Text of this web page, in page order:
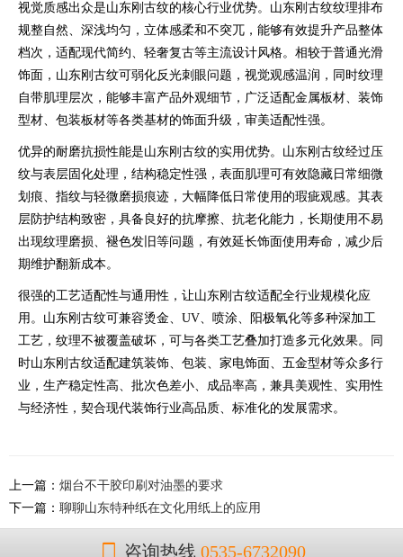
视觉质感出众是山东刚古纹的核心行业优势。山东刚古纹纹理排布
规整自然、深浅均匀，立体感柔和不突兀，能够有效提升产品整体
档次，适配现代简约、轻奢复古等主流设计风格。相较于普通光滑
饰面，山东刚古纹可弱化反光刺眼问题，视觉观感温润，同时纹理
自带肌理层次，能够丰富产品外观细节，广泛适配金属板材、装饰
型材、包装板材等各类基材的饰面升级，审美适配性强。
优异的耐磨抗损性能是山东刚古纹的实用优势。山东刚古纹经过压
纹与表层固化处理，结构稳定性强，表面肌理可有效隐藏日常细微
划痕、指纹与轻微磨损痕迹，大幅降低日常使用的瑕疵观感。其表
层防护结构致密，具备良好的抗摩擦、抗老化能力，长期使用不易
出现纹理磨损、褪色发旧等问题，有效延长饰面使用寿命，减少后
期维护翻新成本。
很强的工艺适配性与通用性，让山东刚古纹适配全行业规模化应
用。山东刚古纹可兼容烫金、UV、喷涂、阳极氧化等多种深加工
工艺，纹理不被覆盖破坏，可与各类工艺叠加打造多元化效果。同
时山东刚古纹适配建筑装饰、包装、家电饰面、五金型材等众多行
业，生产稳定性高、批次色差小、成品率高，兼具美观性、实用性
与经济性，契合现代装饰行业高品质、标准化的发展需求。
上一篇： 烟台不干胶印刷对油墨的要求
下一篇： 聊聊山东特种纸在文化用纸上的应用
咨询热线 0535-6732090